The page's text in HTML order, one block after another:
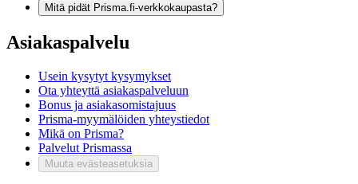
Mitä pidät Prisma.fi-verkkokaupasta?
Asiakaspalvelu
Usein kysytyt kysymykset
Ota yhteyttä asiakaspalveluun
Bonus ja asiakasomistajuus
Prisma-myymälöiden yhteystiedot
Mikä on Prisma?
Palvelut Prismassa
Muuta evästeasetuksia